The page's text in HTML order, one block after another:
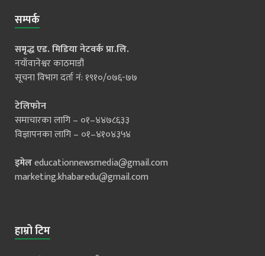
सम्पर्क
समृद्ध एड. मिडिया नेटवर्क प्रा.लि.
नयाँवानेश्वर काठमाडौं
सूचना विभाग दर्ता नं: १९१०/०७६-७७
टेलिफोन
समाचारका लागि – ०१–४४७८६३३
विज्ञापनका लागि – ०१–४१०४३५४
इमेलeducationnewsmedia@gmail.com
marketing.khabaredu@gmail.com
हाम्रो टिम